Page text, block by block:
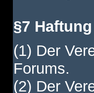
§7 Haftung
(1) Der
Forums.
(2) Der